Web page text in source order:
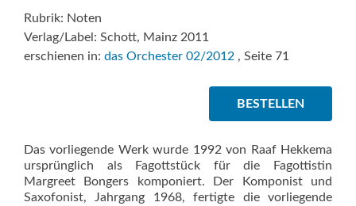
Rubrik: Noten
Verlag/Label: Schott, Mainz 2011
erschienen in: das Orchester 02/2012 , Seite 71
BESTELLEN
Das vorliegende Werk wurde 1992 von Raaf Hekkema
ursprünglich als Fagottstück für die Fagottistin
Margreet Bongers komponiert. Der Komponist und
Saxofonist, Jahrgang 1968, fertigte die vorliegende